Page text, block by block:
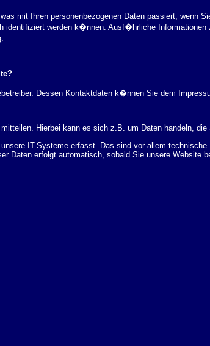
mit Ihren personenbezogenen Daten passiert, wenn
identifiziert werden k�nnen. Ausf�hrliche Informationen
Dessen Kontaktdaten k�nnen Sie dem
Hierbei kann es sich z.B. um Daten handeln,
IT-Systeme erfasst. Das sind vor allem technische
Daten erfolgt automatisch, sobald Sie unsere Website